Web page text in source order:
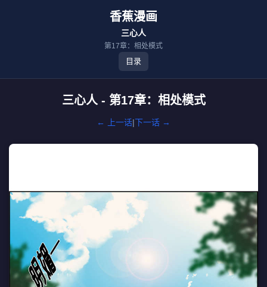
香蕉漫画
三心人
第17章：相处模式
目录
三心人 - 第17章：相处模式
← 上一话|下一话 →